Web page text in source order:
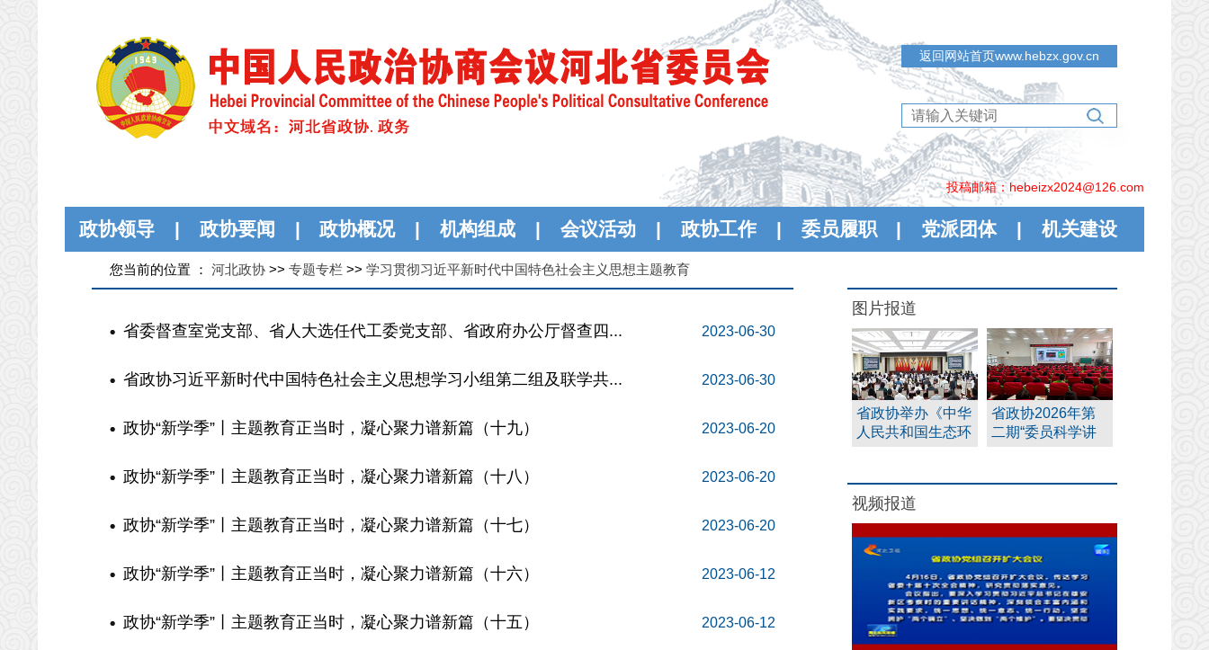
返回网站首页www.hebzx.gov.cn
投稿邮箱：hebeizx2024@126.com
政协领导 | 政协要闻 | 政协概况 | 机构组成 | 会议活动 | 政协工作 | 委员履职 | 党派团体 | 机关建设
您当前的位置 ： 河北政协 >> 专题专栏 >> 学习贯彻习近平新时代中国特色社会主义思想主题教育
省委督查室党支部、省人大选任代工委党支部、省政府办公厅督查四... 2023-06-30
省政协习近平新时代中国特色社会主义思想学习小组第二组及联学共... 2023-06-30
政协“新学季”丨主题教育正当时，凝心聚力谱新篇（十九） 2023-06-20
政协“新学季”丨主题教育正当时，凝心聚力谱新篇（十八） 2023-06-20
政协“新学季”丨主题教育正当时，凝心聚力谱新篇（十七） 2023-06-20
政协“新学季”丨主题教育正当时，凝心聚力谱新篇（十六） 2023-06-12
政协“新学季”丨主题教育正当时，凝心聚力谱新篇（十五） 2023-06-12
图片报道
省政协举办《中华
人民共和国生态环
省政协2026年第
二期“委员科学讲
视频报道